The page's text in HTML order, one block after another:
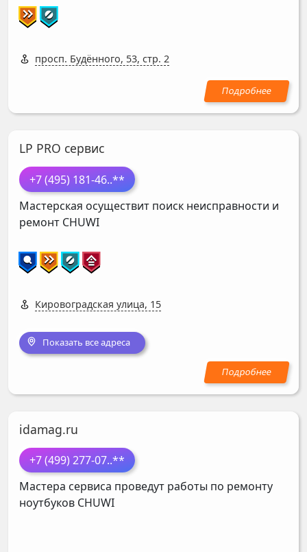
просп. Будённого, 53, стр. 2
LP PRO сервис
+7 (495) 181-46..**
Мастерская осуществит поиск неисправности и
ремонт CHUWI
Кировоградская улица, 15
Показать все адреса
idamag.ru
+7 (499) 277-07..**
Мастера сервиса проведут работы по ремонту
ноутбуков CHUWI